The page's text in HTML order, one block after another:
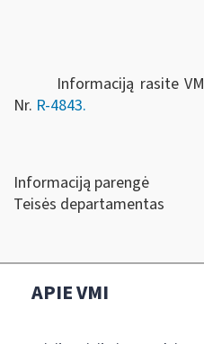
Informaciją rasite
Nr. R-4843.
Informaciją parengė
Teisės departamentas
APIE VMI